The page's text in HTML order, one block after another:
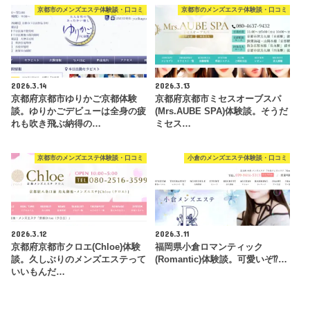
京都市のメンズエステ体験談・口コミ
2026.3.14
京都府京都市ゆりかご京都体験
談。ゆりかごデビューは全身の疲
れも吹き飛ぶ納得の…
京都市のメンズエステ体験談・口コミ
2026.3.13
京都府京都市ミセスオーブスパ
(Mrs.AUBE SPA)体験談。そうだ
ミセス…
京都市のメンズエステ体験談・口コミ
2026.3.12
京都府京都市クロエ(Chloe)体験
談。久しぶりのメンズエステって
いいもんだ…
小倉のメンズエステ体験談・口コミ
2026.3.11
福岡県小倉ロマンティック
(Romantic)体験談。可愛いぞ⁉…